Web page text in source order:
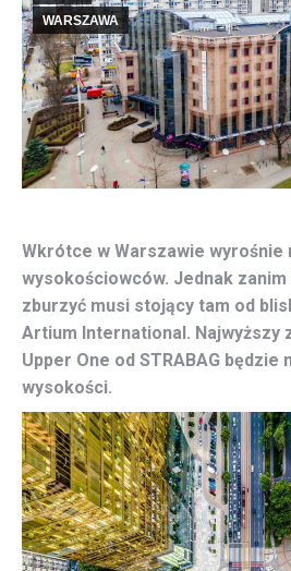
WARSZAWA
Wkrótce w Warszawie wyrośnie
wysokościowców. Jednak
zburzyć musi stojący tam od
Artium International. Najwyższy
Upper One od STRABAG będzie
wysokości.